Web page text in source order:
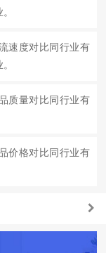
速度对比同行业有
质量对比同行业有
价格对比同行业有